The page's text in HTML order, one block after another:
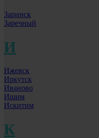
Заринск
Заречный
И
Ижевск
Иркутск
Иваново
Ишим
Искитим
К